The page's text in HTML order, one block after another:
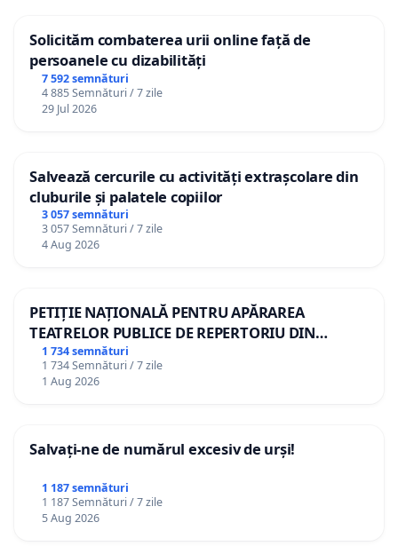
Solicităm combaterea urii online față de
persoanele cu dizabilități
7 592 semnături
4 885 Semnături / 7 zile
29 Jul 2026
Salvează cercurile cu activități extrașcolare din
cluburile și palatele copiilor
3 057 semnături
3 057 Semnături / 7 zile
4 Aug 2026
PETIȚIE NAȚIONALĂ PENTRU APĂRAREA
TEATRELOR PUBLICE DE REPERTORIU DIN
ROMÂNIA
1 734 semnături
1 734 Semnături / 7 zile
1 Aug 2026
Salvați-ne de numărul excesiv de urși!
1 187 semnături
1 187 Semnături / 7 zile
5 Aug 2026